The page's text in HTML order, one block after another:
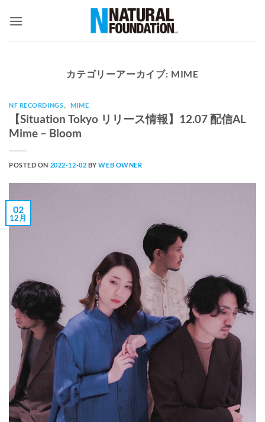
カテゴリーアーカイブ: MIME
NF RECORDINGS、 MIME
【Situation Tokyo リリース情報】12.07 配信AL
Mime – Bloom
POSTED ON 2022-12-02 BYWEB OWNER
02
12月